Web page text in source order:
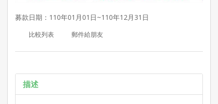
募款日期：110年01月01日~110年12月31日
描述